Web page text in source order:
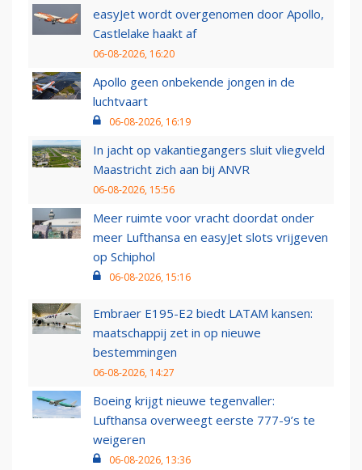
easyJet wordt overgenomen door Apollo,
Castlelake haakt af
06-08-2026, 16:20
Apollo geen onbekende jongen in de
luchtvaart
06-08-2026, 16:19
In jacht op vakantiegangers sluit vliegveld
Maastricht zich aan bij ANVR
06-08-2026, 15:56
Meer ruimte voor vracht doordat onder
meer Lufthansa en easyJet slots vrijgeven
op Schiphol
06-08-2026, 15:16
Embraer E195-E2 biedt LATAM kansen:
maatschappij zet in op nieuwe
bestemmingen
06-08-2026, 14:27
Boeing krijgt nieuwe tegenvaller:
Lufthansa overweegt eerste 777-9’s te
weigeren
06-08-2026, 13:36